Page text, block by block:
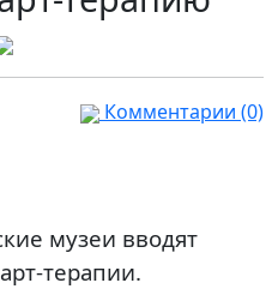
Комментарии (0)
музеи вводят
терапии.